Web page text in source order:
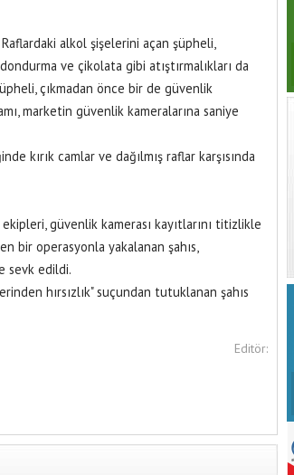
alkol şişelerini açan şüpheli,
ve çikolata gibi atıştırmalıkları da
çıkmadan önce bir de güvenlik
marketin güvenlik kameralarına saniye
kırık camlar ve dağılmış raflar karşısında
güvenlik kamerası kayıtlarını titizlikle
bir operasyonla yakalanan şahıs,
sevk edildi.
hırsızlık" suçundan tutuklanan şahıs
Editör: